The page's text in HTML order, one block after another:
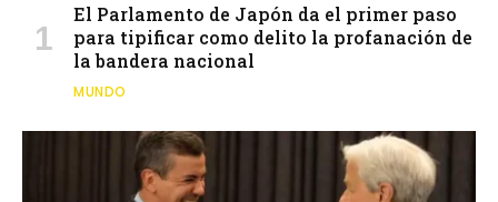
El Parlamento de Japón da el primer paso
para tipificar como delito la profanación de
la bandera nacional
MUNDO